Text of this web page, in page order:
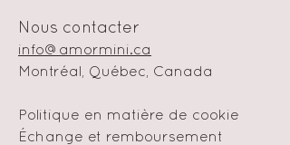
Nous contacter
info@amormini.ca
Montréal, Québec, Canada
Politique en matière de cookie
Échange et remboursement